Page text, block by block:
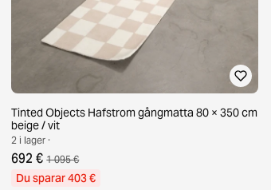
Tinted Objects Hafstrom gångmatta 80 × 350 cm
beige / vit
2 i lager ·
692 € 1 095 €
Du sparar 403 €